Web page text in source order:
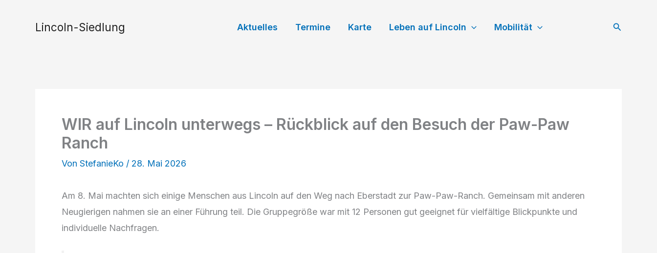
Lincoln-Siedlung Aktuelles Termine Karte Leben auf Lincoln Mobilität Suchen
WIR auf Lincoln unterwegs – Rückblick auf den Besuch der Paw-Paw
Ranch
Von StefanieKo / 28. Mai 2026
Am 8. Mai machten sich einige Menschen aus Lincoln auf den Weg nach Eberstadt zur Paw-Paw-Ranch. Gemeinsam mit anderen
Neugierigen nahmen sie an einer Führung teil. Die Gruppegröße war mit 12 Personen gut geeignet für vielfältige Blickpunkte und
individuelle Nachfragen.